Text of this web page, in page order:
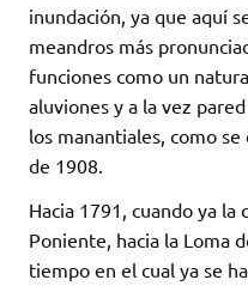
inundación, ya que aquí
meandros más
funciones como un
aluviones y a la vez
los manantiales, como
de 1908.
Hacia 1791, cuando ya la
Poniente, hacia la Loma
tiempo en el cual ya se